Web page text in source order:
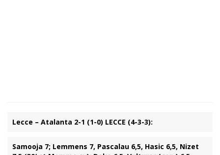
Lecce – Atalanta 2-1 (1-0) LECCE (4-3-3):
Samooja 7; Lemmens 7, Pascalau 6,5, Hasic 6,5, Nizet